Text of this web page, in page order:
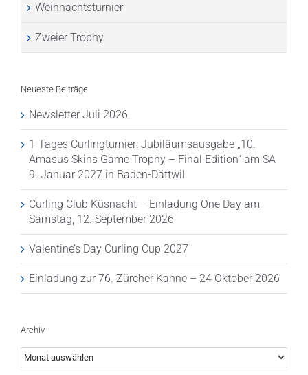
Weihnachtsturnier
Zweier Trophy
Neueste Beiträge
Newsletter Juli 2026
1-Tages Curlingturnier: Jubiläumsausgabe „10.
Amasus Skins Game Trophy – Final Edition“ am SA
9. Januar 2027 in Baden-Dättwil
Curling Club Küsnacht – Einladung One Day am
Samstag, 12. September 2026
Valentine’s Day Curling Cup 2027
Einladung zur 76. Zürcher Kanne – 24 Oktober 2026
Archiv
Archiv